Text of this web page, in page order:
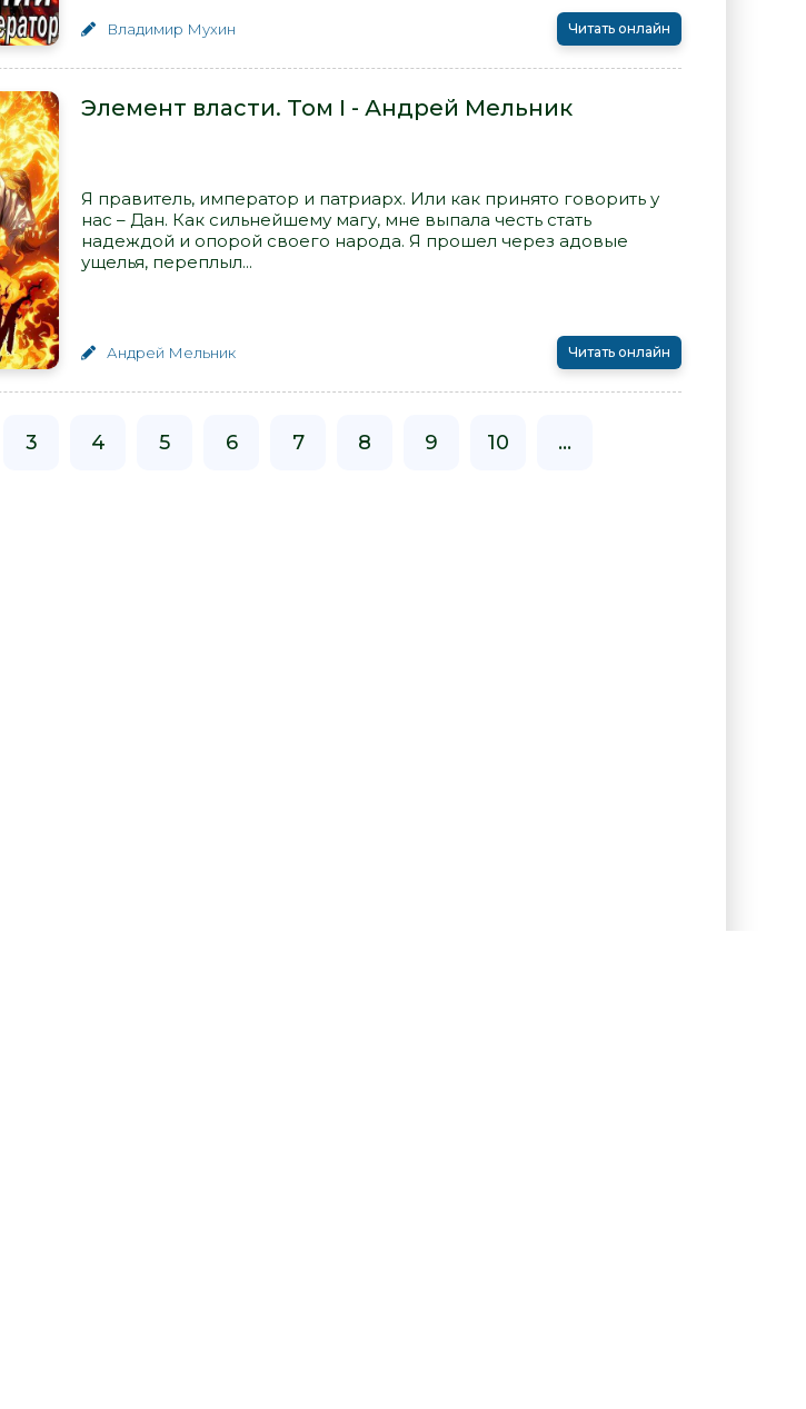
Владимир Мухин Читать онлайн
Элемент власти. Том I - Андрей Мельник
Я правитель, император и патриарх. Или как принято говорить у
нас – Дан. Как сильнейшему магу, мне выпала честь стать
надеждой и опорой своего народа. Я прошел через адовые
ущелья, переплыл...
Андрей Мельник Читать онлайн
3 4 5 6 7 8 9 10 ...